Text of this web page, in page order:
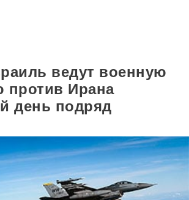
ведут военную
против Ирана
день подряд